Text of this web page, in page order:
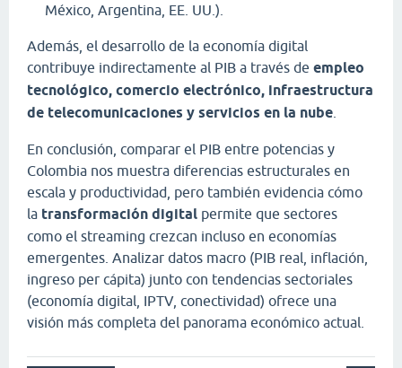
México, Argentina, EE. UU.).
Además, el desarrollo de la economía digital
contribuye indirectamente al PIB a través de empleo
tecnológico, comercio electrónico, infraestructura
de telecomunicaciones y servicios en la nube
En conclusión, comparar el PIB entre potencias y
Colombia nos muestra diferencias estructurales en
escala y productividad, pero también evidencia cómo
la transformación digital permite que sectores
como el streaming crezcan incluso en economías
emergentes. Analizar datos macro (PIB real, inflación,
ingreso per cápita) junto con tendencias sectoriales
(economía digital, IPTV, conectividad) ofrece una
visión más completa del panorama económico actual.